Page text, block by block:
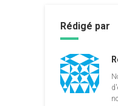
Rédigé par